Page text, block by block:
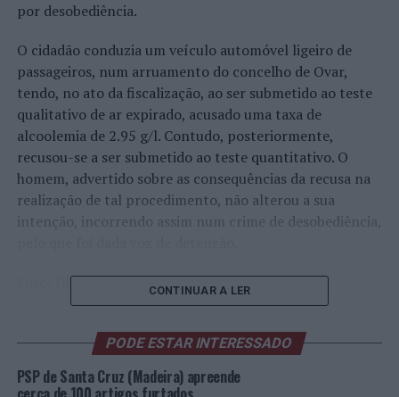
por desobediência.
O cidadão conduzia um veículo automóvel ligeiro de
passageiros, num arruamento do concelho de Ovar,
tendo, no ato da fiscalização, ao ser submetido ao teste
qualitativo de ar expirado, acusado uma taxa de
alcoolemia de 2.95 g/l. Contudo, posteriormente,
recusou-se a ser submetido ao teste quantitativo. O
homem, advertido sobre as consequências da recusa na
realização de tal procedimento, não alterou a sua
intenção, incorrendo assim num crime de desobediência,
Foto: DR.
TÓPICOS RELACIONADOS: CRIMINALIDADE
DESTAQUE
OVAR
PSP
PRÓXIMO
CONTINUAR A LER
PODE ESTAR INTERESSADO
PSP de Santa Cruz (Madeira) apreende